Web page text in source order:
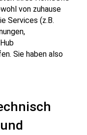
von zuhause
Services (z.B.
Sie haben also